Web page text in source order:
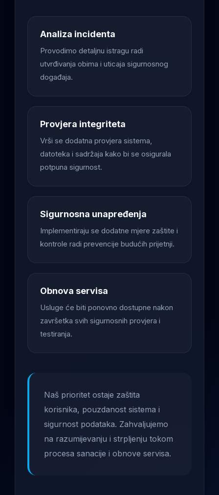
Analiza incidenta
Provodimo detaljnu istragu radi
utvrđivanja obima i uticaja sigurnosnog
događaja.
Provjera integriteta
Vrši se dodatna provjera sistema,
datoteka i sadržaja kako bi se osigurala
potpuna sigurnost.
Sigurnosna unapređenja
Implementiraju se dodatne mjere zaštite i
kontrole radi prevencije budućih prijetnji.
Obnova servisa
Usluge će biti ponovno dostupne nakon
završetka svih sigurnosnih provjera i
testiranja.
Naš prioritet ostaje zaštita
korisnika, pouzdanost sistema i
sigurnost podataka. Zahvaljujemo
na razumijevanju i strpljenju tokom
procesa sanacije i obnove servisa.